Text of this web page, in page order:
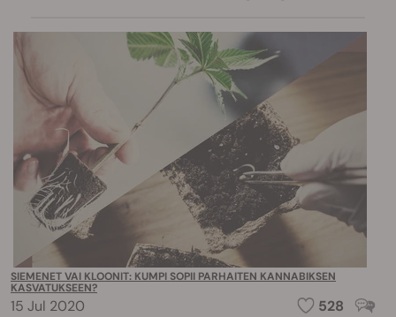
SIEMENET VAI KLOONIT: KUMPI SOPII PARHAITEN KANNABIKSEN
KASVATUKSEEN?
15 Jul 2020 528